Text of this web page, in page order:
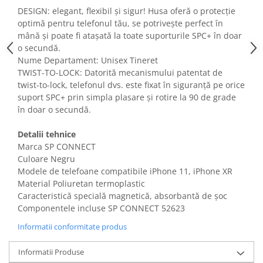
Ingrijire Locuinta
Purificatoare de aer
Fashion
Bijuterii
Ceasuri barbatesti
Ceasuri dama
Cutii, curele si accesorii ceasuri
Genti si accesorii femei
Imbracaminte barbati
Imbracaminte femei
Imbracaminte si Incaltaminte copii
Incaltaminte barbati
Incaltaminte femei
Ochelari de soare
Ochelari de vedere
Gaming, Carti & Birotica
DESIGN: elegant, flexibil și sigur! Husa oferă o protecție
optimă pentru telefonul tău, se potrivește perfect în
mână și poate fi atașată la toate suporturile SPC+ în doar
o secundă.
Nume Departament: Unisex Tineret
TWIST-TO-LOCK: Datorită mecanismului patentat de
twist-to-lock, telefonul dvs. este fixat în siguranță pe orice
suport SPC+ prin simpla plasare și rotire la 90 de grade
în doar o secundă.
Detalii tehnice
Marca SP CONNECT
Culoare Negru
Modele de telefoane compatibile iPhone 11, iPhone XR
Material Poliuretan termoplastic
Caracteristică specială magnetică, absorbantă de șoc
Componentele incluse SP CONNECT 52623
Informatii conformitate produs
Informatii Produse